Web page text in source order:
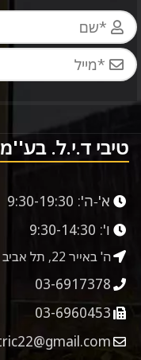
טיבי ד.י.ל. בע''מ
א'-ה': 9:30-19:30
ו': 9:30-14:30
ה' באייר 22, תל אביב
03-6917378
03-6960453
tbelectric22@gmail.com